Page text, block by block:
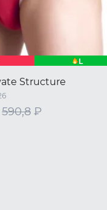
L
Structure
590,8 ₽